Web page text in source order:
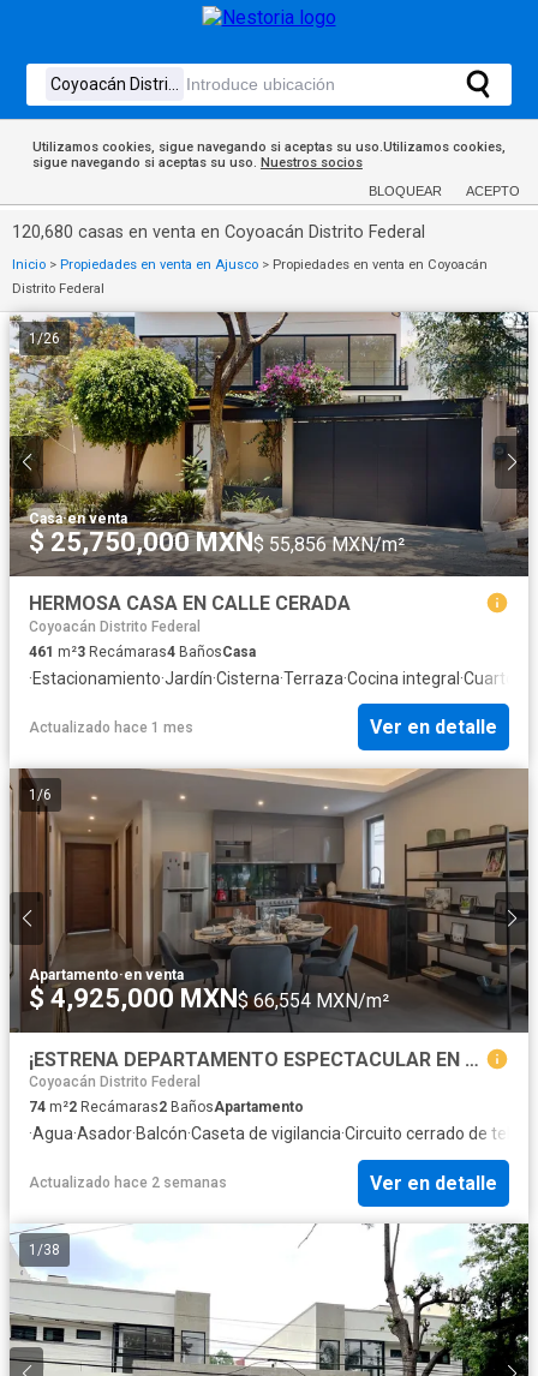
Utilizamos cookies, sigue navegando si aceptas su uso.Utilizamos cookies,
sigue navegando si aceptas su uso. Nuestros socios
BLOQUEAR ACEPTO
120,680 casas en venta en Coyoacán Distrito Federal
Inicio > Propiedades en venta en Ajusco > Propiedades en venta en Coyoacán
Distrito Federal
1/26
Casa·en venta
$ 25,750,000 MXN$ 55,856 MXN/m²
HERMOSA CASA EN CALLE CERADA
Coyoacán Distrito Federal
461 m²3 Recámaras4 BañosCasa
·Estacionamiento·Jardín·Cisterna·Terraza·Cocina integral ·Cuarto
Actualizado hace 1 mes Ver en detalle
1 /6
Apartamento·en venta
$ 4,925,000 MXN$ 66,554 MXN/m²
¡ESTRENA DEPARTAMENTO ESPECTACULAR EN COYOACÁN!
Coyoacán Distrito Federal
74 m²2 Recámaras2 BañosApartamento
·Agua·Asador·Balcón·Caseta de vigilancia·Circuito cerrado de
Actualizado hace 2 semanas Ver en detalle
1 /38